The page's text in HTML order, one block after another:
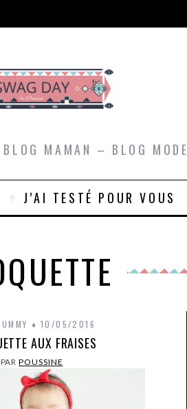
MAMAN – BLOG MODE
J’AI TESTÉ POUR VOUS
10/05/2016
AUX FRAISES
PARPOUSSINE